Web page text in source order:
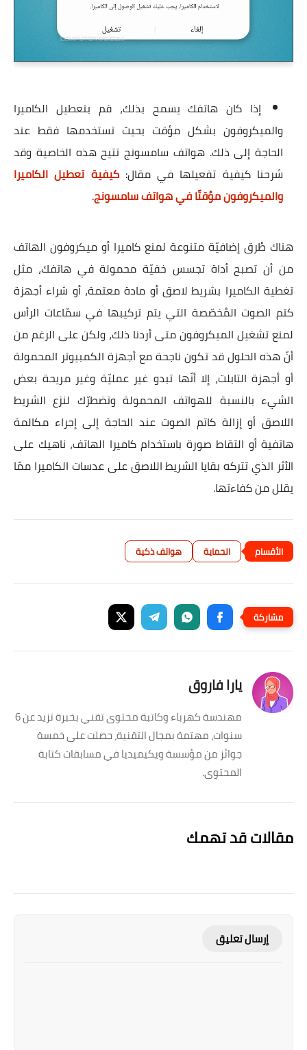
إذا كان هاتفك يسمح بذلك، قم بتعطيل الكاميرا
والميكروفون بشكل مؤقت بحيث تستخدمها فقط عند
الحاجة إلى ذلك. هواتف سامسونج تتيح هذه الخاصية وقد
شرحنا كيفية تفعيلها في مقال:كيفية تعطيل الكاميرا
والميكروفون مؤقتًا في هواتف سامسونج.
هناك طُرق إضافيّة متنوعة لمنع كاميرا أو ميكروفون الهاتف
من أن تصبح أداة تجسس خفيّة محمولة في هاتفك، مثل
تغطية الكاميرا بشريط لاصق أو مادة معتمة، أو شراء أجهزة
كتم الصوت المُخصّصة التي يتم تركيبها في سمّاعات الرأس
لمنع تشغيل الميكروفون متى أردنا ذلك، ولكن على الرغم من
أنّ هذه الحلول قد تكون ناجحة مع أجهزة الكمبيوتر المحمولة
أو أجهزة التابلت، إلا أنّها تبدو غير عمليّة وغير مريحة بعض
الشيء بالنسبة للهواتف المحمولة وتضطرّك لنزع الشريط
اللاصق أو إزالة كاتم الصوت عند الحاجة إلى إجراء مكالمة
هاتفية أو التقاط صورة باستخدام كاميرا الهاتف، ناهيك على
الأثر الذي تتركه بقايا الشريط اللاصق على عدسات الكاميرا ممّا
يقلل من كفاءتها.
الحماية هواتف ذكية
يارا فاروق
مهندسة كهرباء وكاتبة محتوى تقني بخبرة تزيد عن 6
سنوات، مهتمة بمجال التقنية، حصلت على خمسة
جوائز من مؤسسة ويكيميديا في مسابقات كتابة
المحتوى.
مقالات قد تهمك
إرسال تعليق